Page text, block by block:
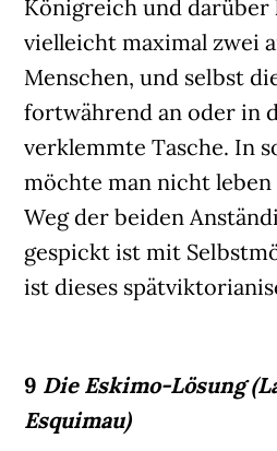
Königreich und darüber
vielleicht maximal zwei
Menschen, und selbst
fortwährend an oder in
verklemmte Tasche. In
möchte man nicht
Weg der beiden
gespickt ist mit
ist dieses
9 Die Eskimo-Lösung
Esquimau)